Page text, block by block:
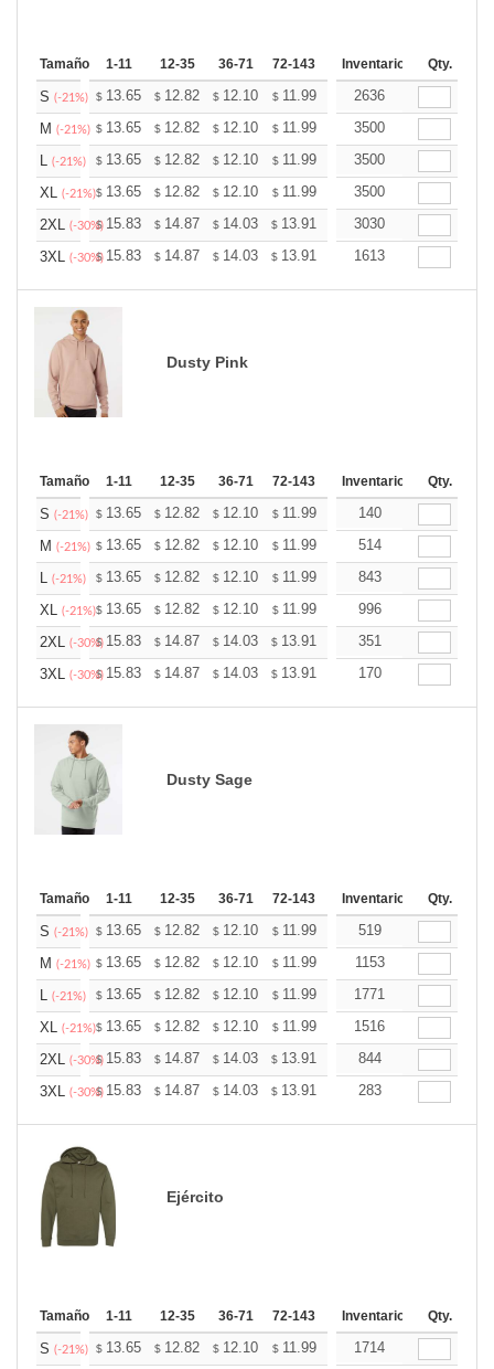
Tamaño 1-11 12-35 36-71 72-143 144-287 288 +
Inventario Qty.
S (-21%) $ 13.65 $ 12.82 $ 12.10 $ 11.99 11.79
2636
M (-21%) $ 13.65 $ 12.82 $ 12.10 $ 11.99 11.79
3500
L (-21%) $ 13.65 $ 12.82 $ 12.10 $ 11.99 11.79
3500
XL (-21%)$ 13.65 $ 12.82 $ 12.10 $ 11.99 11.79
3500
2XL (-30%)
$ 15.83 $ 14.87 $ 14.03 $ 13.91 13.67
3030
3XL (-30%)
$ 15.83 $ 14.87 $ 14.03 $ 13.91 13.67
1613
Dusty Pink
Tamaño 1-11 12-35 36-71 72-143 144-287 288 +
Inventario Qty.
S (-21%) $ 13.65 $ 12.82 $ 12.10 $ 11.99 11.79
140
M (-21%) $ 13.65 $ 12.82 $ 12.10 $ 11.99 11.79
514
L (-21%) $ 13.65 $ 12.82 $ 12.10 $ 11.99 11.79
843
XL (-21%)$ 13.65 $ 12.82 $ 12.10 $ 11.99 11.79
996
2XL (-30%)
$ 15.83 $ 14.87 $ 14.03 $ 13.91 13.67
351
3XL (-30%)
$ 15.83 $ 14.87 $ 14.03 $ 13.91 13.67
170
Dusty Sage
Tamaño 1-11 12-35 36-71 72-143 144-287 288 +
Inventario Qty.
S (-21%) $ 13.65 $ 12.82 $ 12.10 $ 11.99 11.79
519
M (-21%) $ 13.65 $ 12.82 $ 12.10 $ 11.99 11.79
1153
L (-21%) $ 13.65 $ 12.82 $ 12.10 $ 11.99 11.79
1771
XL (-21%)$ 13.65 $ 12.82 $ 12.10 $ 11.99 11.79
1516
2XL (-30%)
$ 15.83 $ 14.87 $ 14.03 $ 13.91 13.67
844
3XL (-30%)
$ 15.83 $ 14.87 $ 14.03 $ 13.91 13.67
283
Ejército
Tamaño 1-11 12-35 36-71 72-143 144-287 288 +
Inventario Qty.
S (-21%) $ 13.65 $ 12.82 $ 12.10 $ 11.99 11.79
1714